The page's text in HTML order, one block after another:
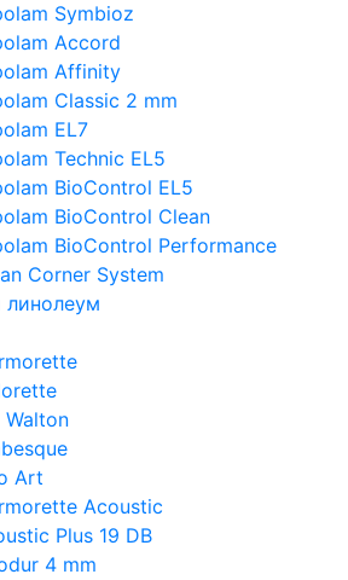
Symbioz
Accord
Affinity
Classic 2 mm
EL7
Technic EL5
BioControl EL5
BioControl Clean
BioControl Performance
Corner System
линолеум
Walton
Art
Acoustic
Plus 19 DB
4 mm